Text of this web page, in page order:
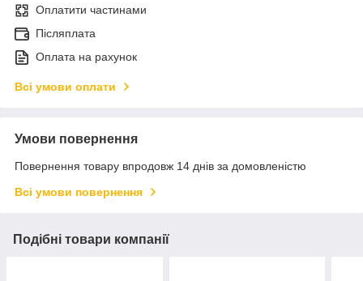
Оплатити частинами
Післяплата
Оплата на рахунок
Всі умови оплати
Умови повернення
Повернення товару впродовж 14 днів за домовленістю
Всі умови повернення
Подібні товари компанії